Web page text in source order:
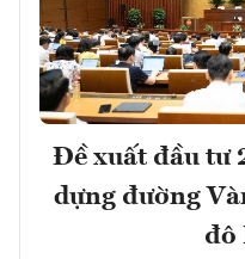
Đề xuất đầu tư
dựng đường
đô